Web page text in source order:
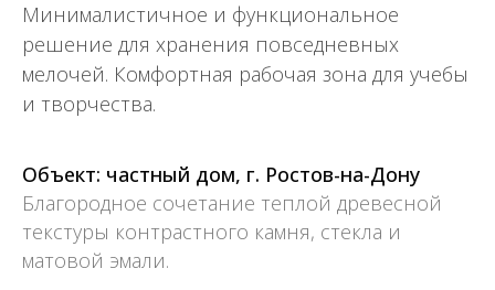
Минималистичное и функциональное
решение для хранения повседневных
мелочей. Комфортная рабочая зона для учебы
и творчества.
Объект: частный дом, г. Ростов-на-Дону
Благородное сочетание теплой древесной
текстуры контрастного камня, стекла и
матовой эмали.